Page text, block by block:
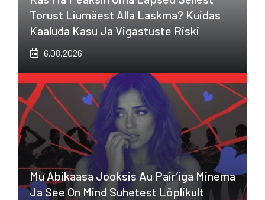
Torust Liumäest Alla Laskma? Kuidas
Kaaluda Kasu Ja Vigastuste Riski
6.08.2026
Mu Abikaasa Jooksis Au Pair’iga Minema
Ja See On Mind Suhetest Lõplikult